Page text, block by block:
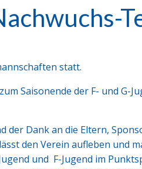
statt.
Saisonende der F- und G-
der Dank an die Eltern,
den Verein aufleben und
und F-Jugend im